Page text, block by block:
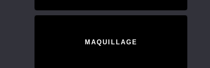
MAQUILLAGE